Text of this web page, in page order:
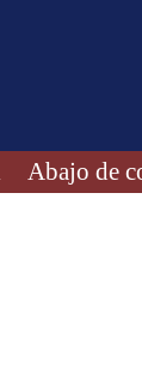
Abajo de